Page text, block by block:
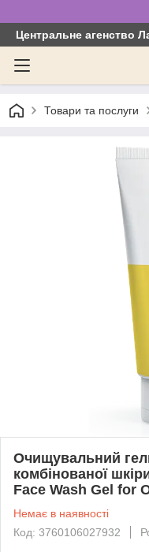
Центральне агенство
Товари та послуги
Очищувальний
комбінованої
Face Wash Gel for
Немає в наявності
Код: 3760106027932